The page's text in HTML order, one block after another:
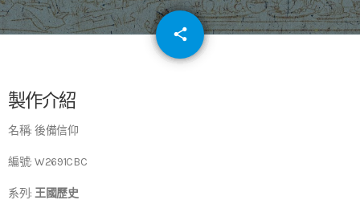
share
email
製作介紹
名稱: 後備信仰
編號: W2691CBC
系列: 王國歷史